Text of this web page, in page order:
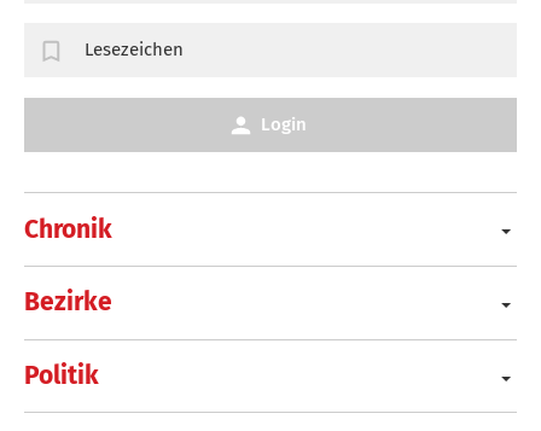
Chronik
Bezirke
Politik
Lesezeichen
Login